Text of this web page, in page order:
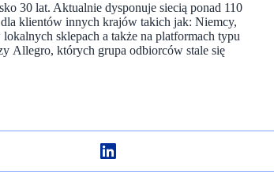
30 lat. Aktualnie dysponuje siecią ponad 110
dla klientów innych krajów takich jak: Niemcy,
sklepach a także na platformach typu
Allegro, których grupa odbiorców stale się